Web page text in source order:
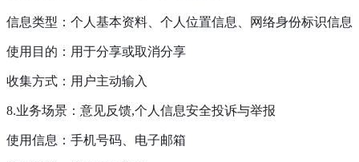
信息类型：个人基本资料、个人位置信息、网络身份标识信息
使用目的：用于分享或取消分享
收集方式：用户主动输入
8.业务场景：意见反馈,个人信息安全投诉与举报
使用信息：手机号码、电子邮箱